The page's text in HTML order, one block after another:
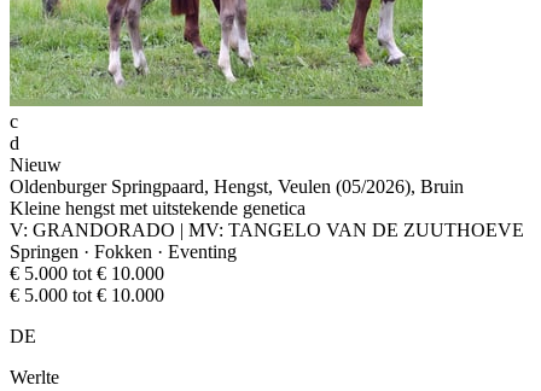
c
d
Nieuw
Oldenburger Springpaard, Hengst, Veulen (05/2026), Bruin
Kleine hengst met uitstekende genetica
V: GRANDORADO | MV: TANGELO VAN DE ZUUTHOEVE
Springen · Fokken · Eventing
€ 5.000 tot € 10.000
€ 5.000 tot € 10.000
DE
Werlte